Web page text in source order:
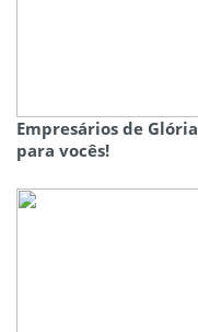
Empresários de
para vocês!